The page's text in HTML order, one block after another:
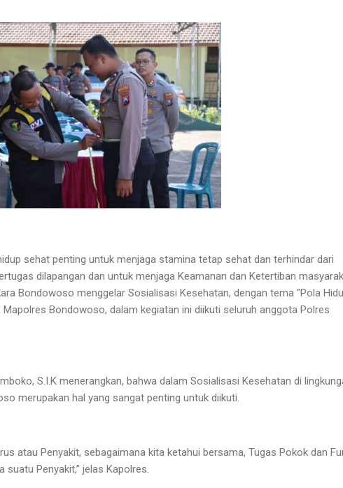
sehat penting untuk menjaga stamina tetap sehat dan terhindar dari
dilapangan dan untuk menjaga Keamanan dan Ketertiban
Bondowoso menggelar Sosialisasi Kesehatan, dengan tema "Pola
Bondowoso, dalam kegiatan ini diikuti seluruh anggota Polres
S.I.K menerangkan, bahwa dalam Sosialisasi Kesehatan di
merupakan hal yang sangat penting untuk diikuti.
atau Penyakit, sebagaimana kita ketahui bersama, Tugas Pokok dan
Penyakit,” jelas Kapolres.